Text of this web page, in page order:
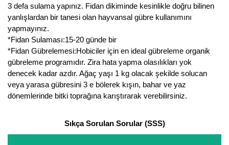
3 defa sulama yapınız. Fidan dikiminde kesinlikle doğru bilinen
yanlışlardan bir tanesi olan hayvansal gübre kullanımını
yapmayınız.
*Fidan Sulaması:15-20 günde bir
*Fidan Gübrelemesi:Hobiciler için en ideal gübreleme organik
gübreleme programıdır. Zira hata yapma olasılıkları yok
denecek kadar azdır. Ağaç yaşı 1 kg olacak şekilde solucan
veya yarasa gübresini 3 e bölerek kışın, bahar ve yaz
dönemlerinde bitki toprağına karıştırarak verebilirsiniz.
Sıkça Sorulan Sorular (SSS)
Papaya Fidanı
Pepino Fidanı
Pitaya Fidanı
Şeftali Fidanı
Trabzon Hurması Fidanı